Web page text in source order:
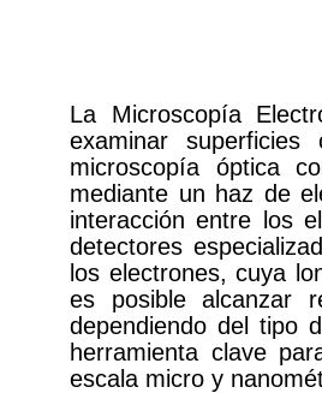
La Microscopía
examinar
microscopía óptica
mediante un haz de
interacción entre los
detectores
los electrones, cuya
es posible alcanzar
dependiendo del tipo
herramienta clave
escala micro y